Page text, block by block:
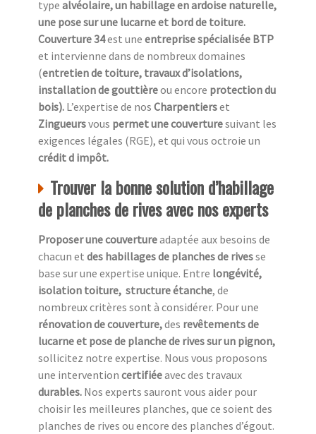
type alvéolaire, un habillage en ardoise naturelle,
une pose sur une lucarne et bord de toiture.
Couverture 34est une entreprise spécialisée BTP
et intervienne dans de nombreux domaines
(entretien de toiture, travaux d’isolations,
installation de gouttièreou encore protection du
bois). L’expertise de nos Charpentierset
Zingueursvous permet une couverturesuivant les
exigences légales (RGE), et qui vous octroie un
crédit d impôt.
Trouver la bonne solution d’habillage
de planches de rives avec nos experts
Proposer une couvertureadaptée aux besoins de
chacun et des habillages de planches de rivesse
base sur une expertise unique. Entre longévité,
isolation toiture, structure étanche, de
nombreux critères sont à considérer. Pour une
rénovation de couverture,des revêtements de
lucarne et pose de planche de rives sur un pignon,
sollicitez notre expertise. Nous vous proposons
une intervention certifiéeavec des travaux
durables. Nos experts sauront vous aider pour
choisir les meilleures planches, que ce soient des
planches de rives ou encore des planches d’égout.